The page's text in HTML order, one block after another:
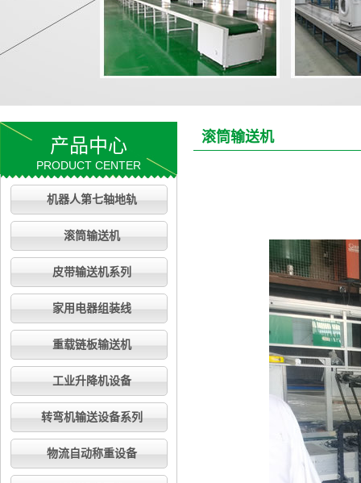
产品中心
PRODUCT CENTER
机器人第七轴地轨
滚筒输送机
皮带输送机系列
家用电器组装线
重载链板输送机
工业升降机设备
转弯机输送设备系列
物流自动称重设备
滚筒输送机